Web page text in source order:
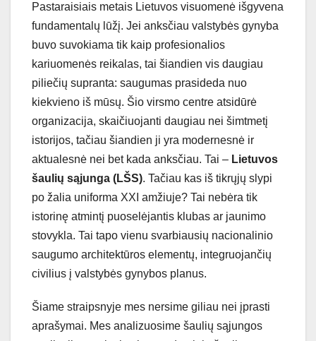
Pastaraisiais metais Lietuvos visuomenė išgyvena
fundamentalų lūžį. Jei anksčiau valstybės gynyba
buvo suvokiama tik kaip profesionalios
kariuomenės reikalas, tai šiandien vis daugiau
piliečių supranta: saugumas prasideda nuo
kiekvieno iš mūsų. Šio virsmo centre atsidūrė
organizacija, skaičiuojanti daugiau nei šimtmetį
istorijos, tačiau šiandien ji yra modernesnė ir
aktualesnė nei bet kada anksčiau. Tai – Lietuvos
šaulių sąjunga (LŠS). Tačiau kas iš tikrųjų slypi
po žalia uniforma XXI amžiuje? Tai nebėra tik
istorinę atmintį puoselėjantis klubas ar jaunimo
stovykla. Tai tapo vienu svarbiausių nacionalinio
saugumo architektūros elementų, integruojančių
civilius į valstybės gynybos planus.
Šiame straipsnyje mes nersime giliau nei įprasti
aprašymai. Mes analizuosime šaulių sąjungos